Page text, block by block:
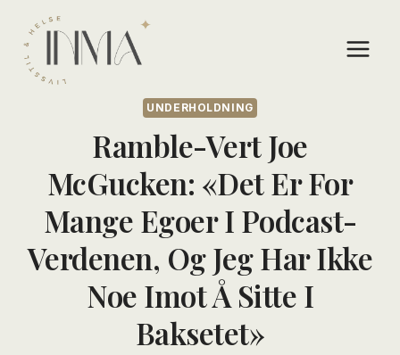
content
UNDERHOLDNING
Ramble-Vert Joe
McGucken: «Det Er For
Mange Egoer I Podcast-
Verdenen, Og Jeg Har Ikke
Noe Imot Å Sitte I
Baksetet»